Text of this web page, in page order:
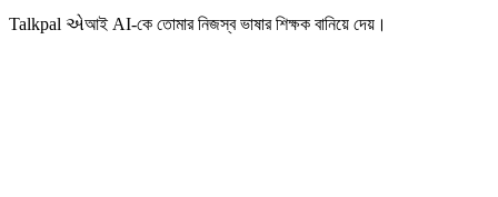
Talkpal એআই AI-কে তোমার নিজস্ব ভাষার শিক্ষক বানিয়ে দেয়।